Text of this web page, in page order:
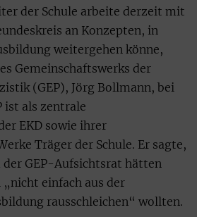
der Schule arbeite derzeit mit
an Konzepten, in
weitergehen könne,
Gemeinschaftswerks der
(GEP), Jörg Bollmann, bei
ist als zentrale
EKD sowie ihrer
Träger der Schule. Er sagte,
der GEP-Aufsichtsrat hätten
einfach aus der
rausschleichen“ wollten.